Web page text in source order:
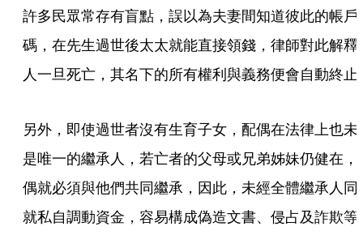
許多民眾常存有盲點，誤以為夫妻間知道彼此的帳戶
碼，在先生過世後太太就能直接領錢，律師對此解釋
人一旦死亡，其名下的所有權利與義務便會自動終止
另外，即使過世者沒有生育子女，配偶在法律上也未
是唯一的繼承人，若亡者的父母或兄弟姊妹仍健在，
偶就必須與他們共同繼承，因此，未經全體繼承人同
就私自調動資金，容易構成偽造文書、侵占及詐欺等